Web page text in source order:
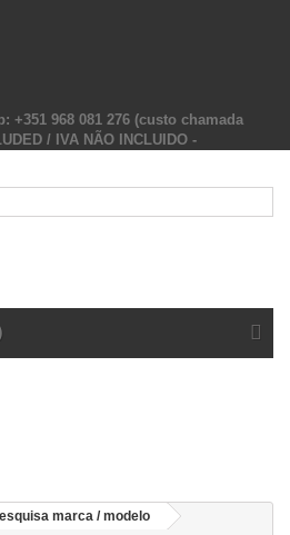
+351 968 081 276 (custo chamada
/ IVA NÃO INCLUIDO -
marca / modelo